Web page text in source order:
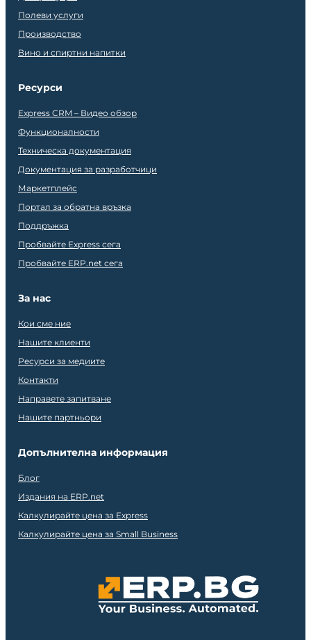
Полеви услуги
Производство
Вино и спиртни напитки
Ресурси
Express CRM – Видео обзор
Функционалности
Техническа документация
Документация за разработчици
Маркетплейс
Портал за обратна връзка
Поддръжка
Пробвайте Express сега
Пробвайте ERP.net сега
За нас
Кои сме ние
Нашите клиенти
Ресурси за медиите
Контакти
Направете запитване
Нашите партньори
Допълнителна информация
Блог
Издания на ERP.net
Калкулирайте цена за Express
Калкулирайте цена за Small Business